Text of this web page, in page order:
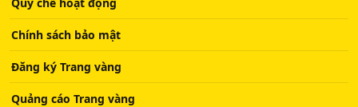
Chính sách bảo mật
Đăng ký Trang vàng
Quảng cáo Trang vàng